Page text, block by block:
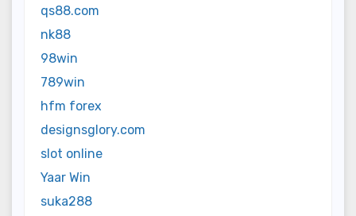
qs88.com
nk88
98win
789win
hfm forex
designsglory.com
slot online
Yaar Win
suka288